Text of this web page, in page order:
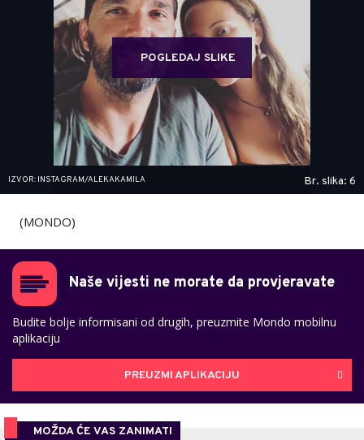
POGLEDAJ SLIKE
IZVOR: INSTAGRAM/ALEKAKAMILA Br. slika: 6
(MONDO)
Naše vijesti ne morate da provjeravate
Budite bolje informisani od drugih, preuzmite Mondo mobilnu
aplikaciju
PREUZMI APLIKACIJU
MOŽDA ĆE VAS ZANIMATI